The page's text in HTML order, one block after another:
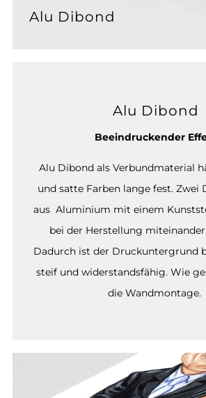
Alu Dibond
Alu Dibond
Beeindruckender
Alu Dibond als Verbundmaterial
und satte Farben lange fest. Zwei
aus Aluminium mit einem
bei der Herstellung
Dadurch ist der Druckuntergrund
steif und widerstandsfähig. Wie
die Wandmontage.